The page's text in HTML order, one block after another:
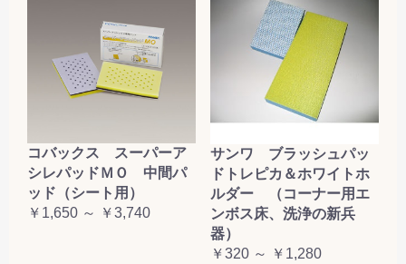
コバックス スーパーア
シレパッドＭＯ 中間パ
ッド（シート用）
￥1,650 ～ ￥3,740
サンワ ブラッシュパッ
ドトレピカ＆ホワイトホ
ルダー （コーナー用エ
ンボス床、洗浄の新兵
器）
￥320 ～ ￥1,280